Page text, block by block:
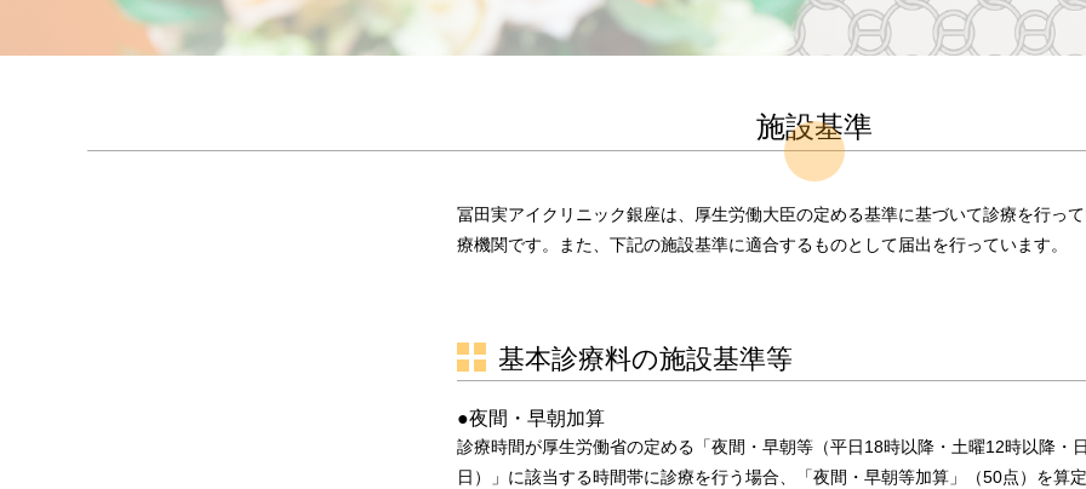
施設基準
冨田実アイクリニック銀座は、厚生労働大臣の定める基準に基づいて診療を行っ
療機関です。また、下記の施設基準に適合するものとして届出を行っています。
基本診療料の施設基準等
●夜間・早朝加算
診療時間が厚生労働省の定める「夜間・早朝等（平日18時以降・土曜12時以降・
日）」に該当する時間帯に診療を行う場合、「夜間・早朝等加算」（50点）を算